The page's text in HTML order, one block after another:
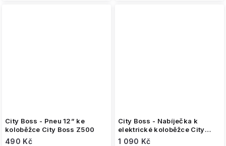
City Boss - Pneu 12” ke
koloběžce City Boss Z500
490 Kč
City Boss - Nabíječka k
elektrické koloběžce City
Boss Z500 (48V)
1 090 Kč